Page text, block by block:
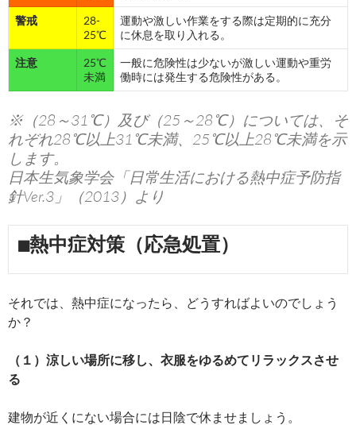
警戒
28-
25℃
運動や激しい作業をする際は定期的に充分
に休息を取り入れる。
注意
25℃
未満
一般に危険性は少ないが激しい運動や重労
働時には発生する危険性がある。
※（28～31℃）及び（25～28℃）については、そ
れぞれ28℃以上31℃未満、25℃以上28℃未満を示
します。
日本生気象学会「日常生活における熱中症予防指
針Ver.3」（2013）より
■熱中症対策（応急処置）
それでは、熱中症になったら、どうすればよいのでしょう
か？
（１）涼しい場所に移し、衣服をゆるめてリラックスさせ
る
建物が近くにない場合には日陰で休ませましょう。